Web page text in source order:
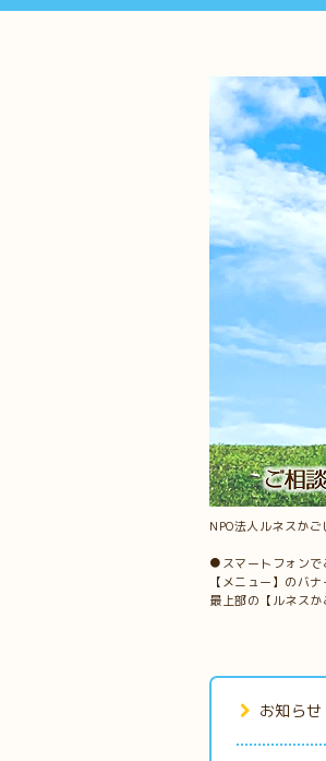
NPO法人ルネスかご
●スマートフォンで
【メニュー】のバ
最上部の【ルネス
お知らせ